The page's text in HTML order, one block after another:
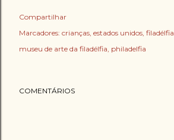
Compartilhar
Marcadores: crianças estados unidos filadélfia
museu de arte da filadélfia philadelfia
COMENTÁRIOS